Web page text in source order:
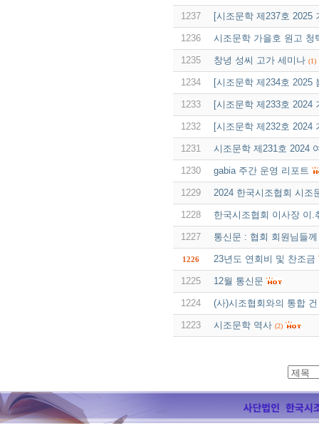
1237 [시조문학 제237호 2025
1236 시조문학 가을호 원고 청
1235 창녕 성씨 고가 세미나 (1)
1234 [시조문학 제234호 2025
1233 [시조문학 제233호 2024
1232 [시조문학 제232호 2024
1231 시조문학 제231호 2024
1230 gabia 주간 운영 리포트
1229 2024 한국시조협회 시조
1228 한국시조협회 이사장 이.
1227 통신문 : 협회 회원님들께
1226 23년도 연회비 및 찬조금
1225 12월 통신문
1224 (사)시조협회와의 통합 건
1223 시조문학 역사 (2)